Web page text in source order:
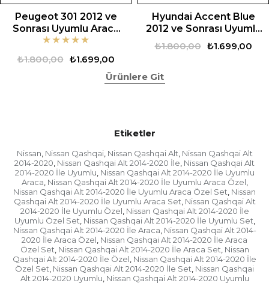
Peugeot 301 2012 ve
Sonrası Uyumlu Araca
Özel Set
★★★★★
₺1.699,00
₺1.800,00
Hyundai Accent Blue
2012 ve Sonrası Uyumlu
Araca Özel Set
₺1.699,00
₺1.800,00
Ürünlere Git
Etiketler
Nissan Nissan Qashqai, Nissan Qashqai Alt Nissan Qashqai Alt
2014-2020 Nissan Qashqai Alt 2014-2020 İle Nissan Qashqai Alt
2014-2020 İle Uyumlu Nissan Qashqai Alt 2014-2020 İle Uyumlu
Araca Nissan Qashqai Alt 2014-2020 İle Uyumlu Araca Özel
Nissan Qashqai Alt 2014-2020 İle Uyumlu Araca Özel Set Nissan
Qashqai Alt 2014-2020 İle Uyumlu Araca Set Nissan Qashqai Alt
2014-2020 İle Uyumlu Özel Nissan Qashqai Alt 2014-2020 İle
Uyumlu Özel Set Nissan Qashqai Alt 2014-2020 İle Uyumlu Set
Nissan Qashqai Alt 2014-2020 İle Araca Nissan Qashqai Alt 2014-
2020 İle Araca Özel Nissan Qashqai Alt 2014-2020 İle Araca
Özel Set Nissan Qashqai Alt 2014-2020 İle Araca Set Nissan
Qashqai Alt 2014-2020 İle Özel Nissan Qashqai Alt 2014-2020 İle
Özel Set Nissan Qashqai Alt 2014-2020 İle Set Nissan Qashqai
Alt 2014-2020 Uyumlu Nissan Qashqai Alt 2014-2020 Uyumlu